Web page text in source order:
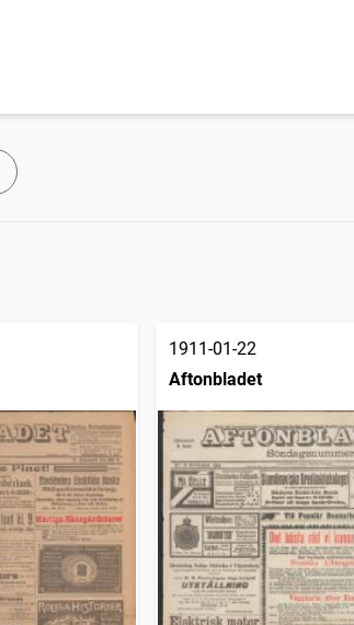
1911-01-22
Aftonbladet